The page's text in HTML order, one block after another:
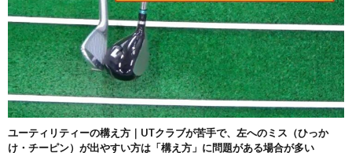
ユーティリティーの構え方｜UTクラブが苦手で、左へのミス（ひっか
け・チーピン）が出やすい方は「構え方」に問題がある場合が多い